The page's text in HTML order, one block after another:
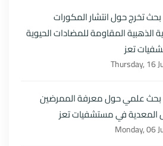
تخرج حول انتشار المكورات
الذهبية المقاومة للمضادات الحيوية
تعز
Thursday, 16
علمي حول معرفة الممرضين
المعدية في مستشفيات تعز
Monday, 06